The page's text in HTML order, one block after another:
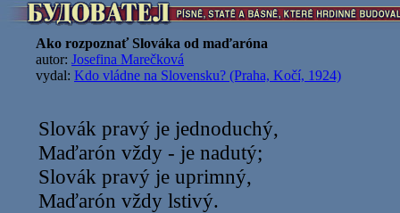
Ako rozpoznať Slováka od maďaróna
autor: Josefina Marečková
vydal: Kdo vládne na Slovensku? (Praha, Kočí, 1924)
Slovák pravý je jednoduchý,
Maďarón vždy - je nadutý;
Slovák pravý je uprimný,
Maďarón vždy lstivý.